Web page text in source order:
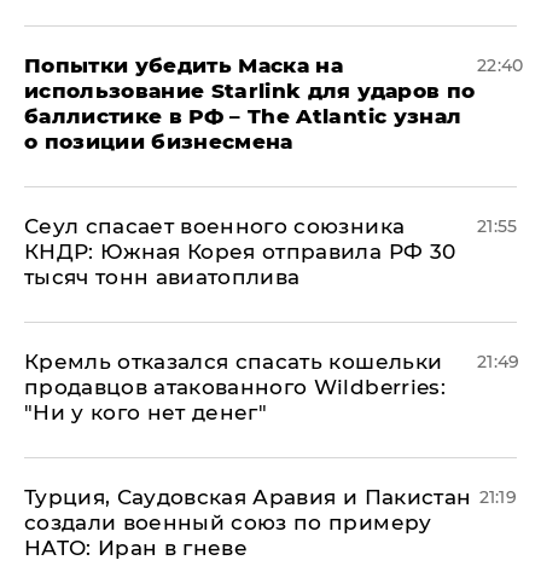
Попытки убедить Маска на
использование Starlink для ударов по
баллистике в РФ – The Atlantic узнал
о позиции бизнесмена
22:40
​Сеул спасает военного союзника
КНДР: Южная Корея отправила РФ 30
тысяч тонн авиатоплива
21:55
Кремль отказался спасать кошельки
продавцов атакованного Wildberries:
"Ни у кого нет денег"
21:49
Турция, Саудовская Аравия и Пакистан
создали военный союз по примеру
НАТО: Иран в гневе
21:19